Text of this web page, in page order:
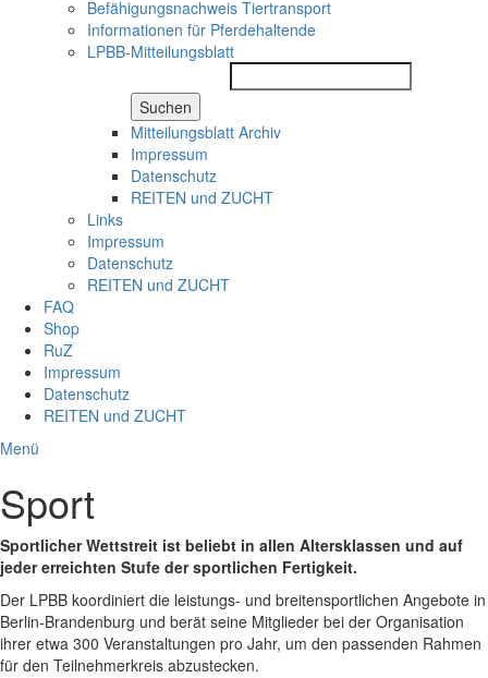
Befähigungsnachweis Tiertransport
Informationen für Pferdehaltende
LPBB-Mitteilungsblatt
Suchen
Mitteilungsblatt Archiv
Impressum
Datenschutz
REITEN und ZUCHT
Links
Impressum
Datenschutz
REITEN und ZUCHT
FAQ
Shop
RuZ
Impressum
Datenschutz
REITEN und ZUCHT
Menü
Sport
Sportlicher Wettstreit ist beliebt in allen Altersklassen und auf
jeder erreichten Stufe der sportlichen Fertigkeit.
Der LPBB koordiniert die leistungs- und breitensportlichen Angebote in
Berlin-Brandenburg und berät seine Mitglieder bei der Organisation
ihrer etwa 300 Veranstaltungen pro Jahr, um den passenden Rahmen
für den Teilnehmerkreis abzustecken.